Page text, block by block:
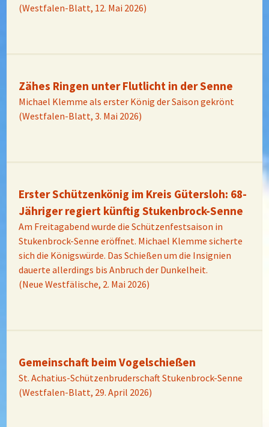
(Westfalen-Blatt, 12. Mai 2026)
Zähes Ringen unter Flutlicht in der Senne
Michael Klemme als erster König der Saison gekrönt
(Westfalen-Blatt, 3. Mai 2026)
Erster Schützenkönig im Kreis Gütersloh: 68-
Jähriger regiert künftig Stukenbrock-Senne
Am Freitagabend wurde die Schützenfestsaison in
Stukenbrock-Senne eröffnet. Michael Klemme sicherte
sich die Königswürde. Das Schießen um die Insignien
dauerte allerdings bis Anbruch der Dunkelheit.
(Neue Westfälische, 2. Mai 2026)
Gemeinschaft beim Vogelschießen
St. Achatius-Schützenbruderschaft Stukenbrock-Senne
(Westfalen-Blatt, 29. April 2026)